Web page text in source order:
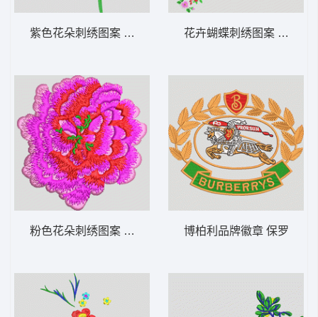
紫色花朵刺绣图案 汉服 荷花
粉色花朵刺绣图案 靓花朵
花卉蝴蝶刺绣图案 靓花 匹
博柏利品牌徽章 保罗